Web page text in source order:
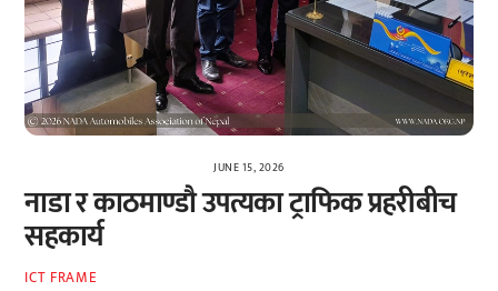
JUNE 15, 2026
नाडा र काठमाण्डौ उपत्यका ट्राफिक प्रहरीबीच
सहकार्य
ICT FRAME